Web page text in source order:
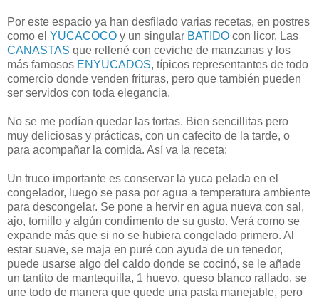
Por este espacio ya han desfilado varias recetas, en postres
como el YUCACOCO y un singular BATIDO con licor. Las
CANASTAS que rellené con ceviche de manzanas y los
más famosos ENYUCADOS, típicos representantes de todo
comercio donde venden frituras, pero que también pueden
ser servidos con toda elegancia.
No se me podían quedar las tortas. Bien sencillitas pero
muy deliciosas y prácticas, con un cafecito de la tarde, o
para acompañar la comida. Así va la receta:
Un truco importante es conservar la yuca pelada en el
congelador, luego se pasa por agua a temperatura ambiente
para descongelar. Se pone a hervir en agua nueva con sal,
ajo, tomillo y algún condimento de su gusto. Verá como se
expande más que si no se hubiera congelado primero. Al
estar suave, se maja en puré con ayuda de un tenedor,
puede usarse algo del caldo donde se cocinó, se le añade
un tantito de mantequilla, 1 huevo, queso blanco rallado, se
une todo de manera que quede una pasta manejable, pero